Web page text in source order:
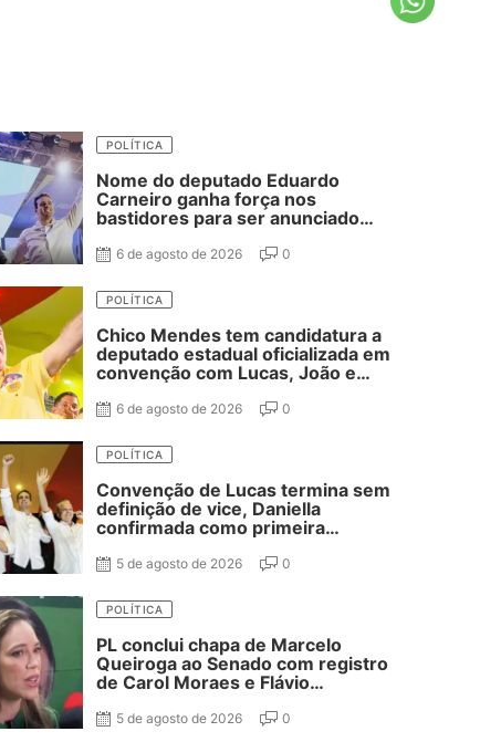
POLÍTICA
Nome do deputado Eduardo
Carneiro ganha força nos
bastidores para ser anunciado
6 de agosto de 2026 0
POLÍTICA
Chico Mendes tem candidatura a
deputado estadual oficializada em
convenção com Lucas, João e
6 de agosto de 2026 0
POLÍTICA
Convenção de Lucas termina sem
definição de vice, Daniella
confirmada como primeira
Adriano Galdino
5 de agosto de 2026 0
POLÍTICA
PL conclui chapa de Marcelo
Queiroga ao Senado com registro
de Carol Moraes e Flávio
5 de agosto de 2026 0